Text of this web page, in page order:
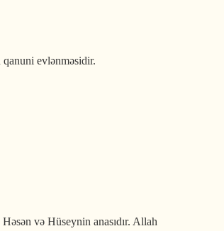
evlənməsidir.
və Hüseynin anasıdır. Allah